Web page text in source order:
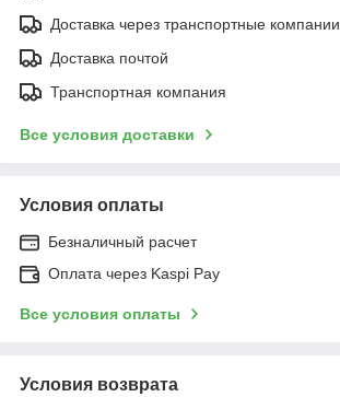
Доставка через транспортные компании
Доставка почтой
Транспортная компания
Все условия доставки
Условия оплаты
Безналичный расчет
Оплата через Kaspi Pay
Все условия оплаты
Условия возврата